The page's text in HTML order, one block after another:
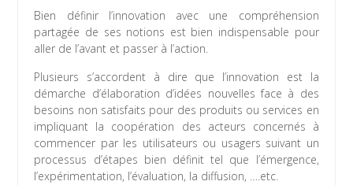
Bien définir l’innovation avec une compréhension
partagée de ses notions est bien indispensable pour
aller de l’avant et passer à l’action.
Plusieurs s’accordent à dire que l’innovation est la
démarche d’élaboration d’idées nouvelles face à des
besoins non satisfaits pour des produits ou services en
impliquant la coopération des acteurs concernés à
commencer par les utilisateurs ou usagers suivant un
processus d’étapes bien définit tel que l’émergence,
l’expérimentation, l’évaluation, la diffusion, ….etc.